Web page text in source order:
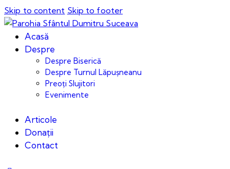
Skip to content Skip to footer
Acasă
Despre
Despre Biserică
Despre Turnul Lăpușneanu
Preoți Slujitori
Evenimente
Articole
Donații
Contact